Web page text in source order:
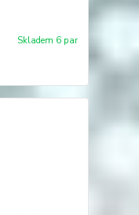
Skladem 6 par